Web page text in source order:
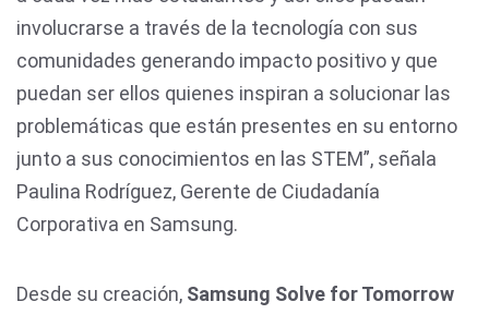
involucrarse a través de la tecnología con sus
comunidades generando impacto positivo y que
puedan ser ellos quienes inspiran a solucionar las
problemáticas que están presentes en su entorno
junto a sus conocimientos en las STEM”, señala
Paulina Rodríguez, Gerente de Ciudadanía
Corporativa en Samsung.
Desde su creación, Samsung Solve for Tomorrow